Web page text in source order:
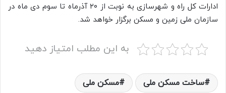
ادارات کل راه و شهرسازی به نوبت از ۲۰ آذرماه تا سوم دی ماه در
سازمان ملی زمین و مسکن برگزار خواهد شد.
به این مطلب امتیاز دهید
ساخت مسکن ملی مسکن ملی